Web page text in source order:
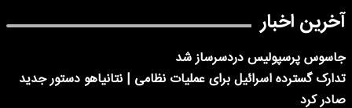
آخرین اخبار
جاسوس پرسپولیس دردسرساز شد
تدارک گسترده اسرائیل برای عملیات نظامی | نتانیاهو دستور جدید
صادر کرد